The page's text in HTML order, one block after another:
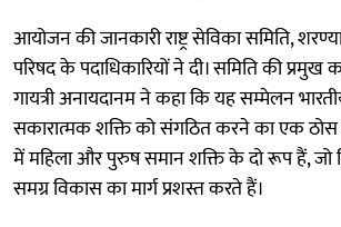
आयोजन की जानकारी राष्ट्र सेविका समिति,
परिषद के पदाधिकारियों ने दी। समिति की प्रमुख
गायत्री अनायदानम ने कहा कि यह सम्मेलन
सकारात्मक शक्ति को संगठित करने का एक ठोस
में महिला और पुरुष समान शक्ति के दो रूप हैं,
समग्र विकास का मार्ग प्रशस्त करते हैं।